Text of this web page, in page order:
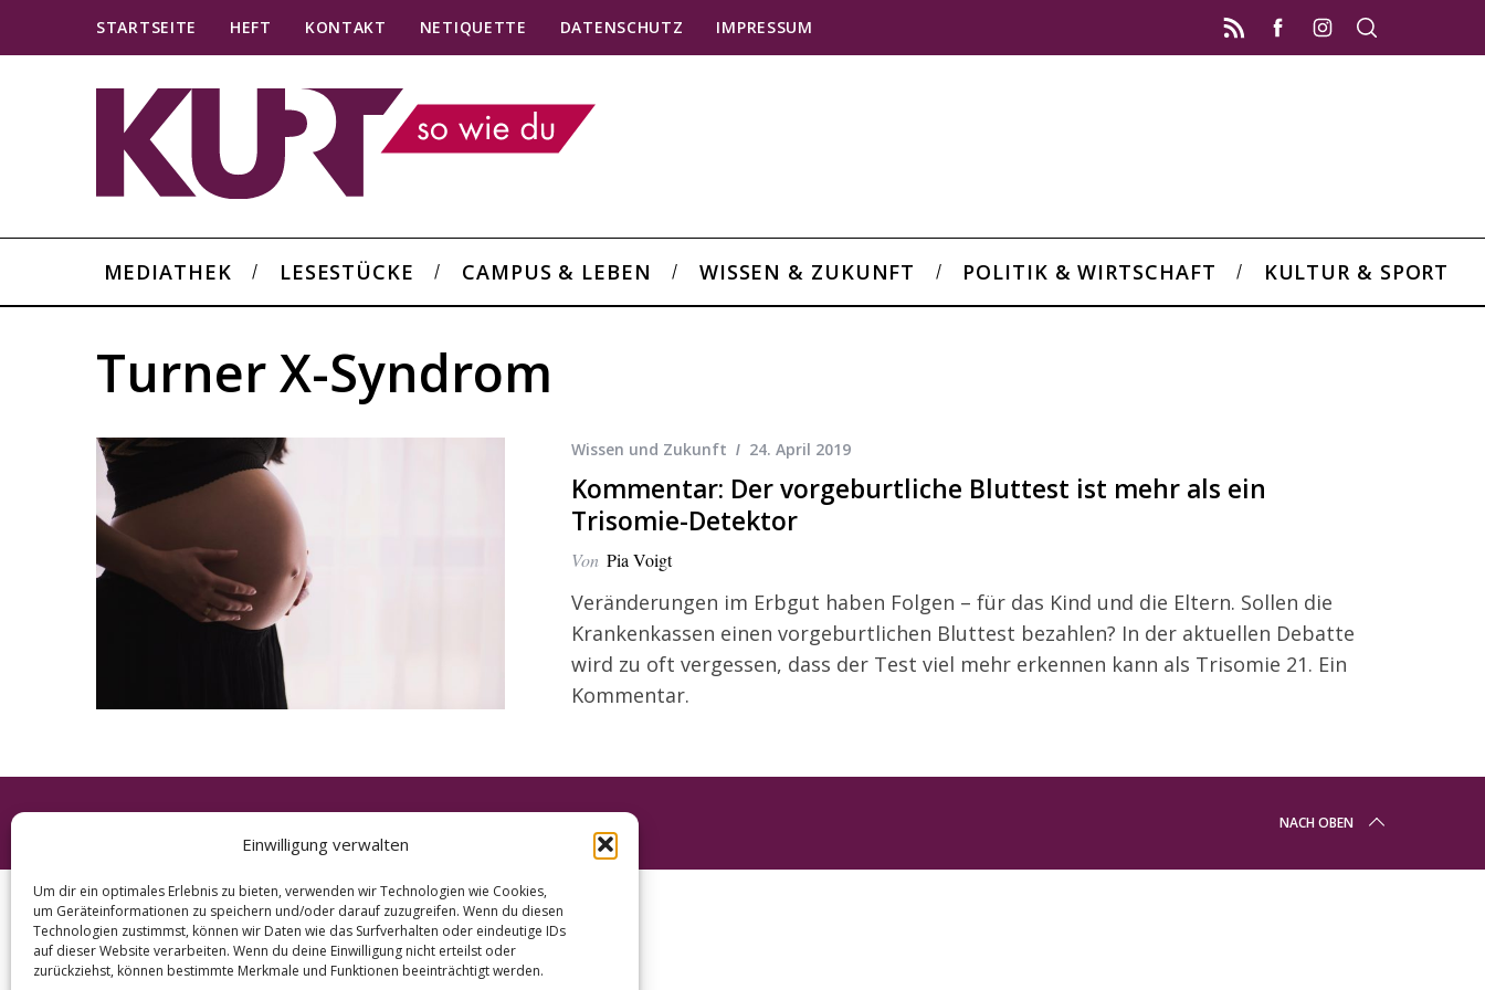
Einwilligung verwalten
Um dir ein optimales Erlebnis zu bieten, verwenden wir Technologien wie Cookies,
um Geräteinformationen zu speichern und/oder darauf zuzugreifen. Wenn du diesen
Technologien zustimmst, können wir Daten wie das Surfverhalten oder eindeutige IDs
auf dieser Website verarbeiten. Wenn du deine Einwilligung nicht erteilst oder
zurückziehst, können bestimmte Merkmale und Funktionen beeinträchtigt werden.
STARTSEITE HEFT KONTAKT NETIQUETTE DATENSCHUTZ IMPRESSUM
MEDIATHEK LESESTÜCKE CAMPUS & LEBEN WISSEN & ZUKUNFT POLITIK & WIRTSCHAFT KULTUR & SPORT
Turner X-Syndrom
Wissen und Zukunft 24. April 2019
Kommentar: Der vorgeburtliche Bluttest ist mehr als ein
Trisomie-Detektor
Von Pia Voigt
Veränderungen im Erbgut haben Folgen – für das Kind und die Eltern. Sollen die
Krankenkassen einen vorgeburtlichen Bluttest bezahlen? In der aktuellen Debatte
wird zu oft vergessen, dass der Test viel mehr erkennen kann als Trisomie 21. Ein
Kommentar.
NACH OBEN
r
c
h
: